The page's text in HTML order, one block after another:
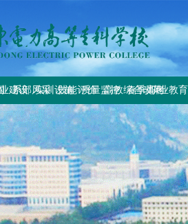
闻
告
建设
专业设置
案标准建设
材课程建设
资队伍建设
训资源建设
系部风采
电气工程系
电气自动化系
动力工程系
计量工程系
信息工程系
实训设施
总体简介
重点实训室
技能评价
工作信息
政策规定
评价计划
证书查询
质量监控
工作动态
规章制度
高教综合改革
教育部与省教
改革工作推
春季高考
上级文件
通知公告
成绩查询
职业教